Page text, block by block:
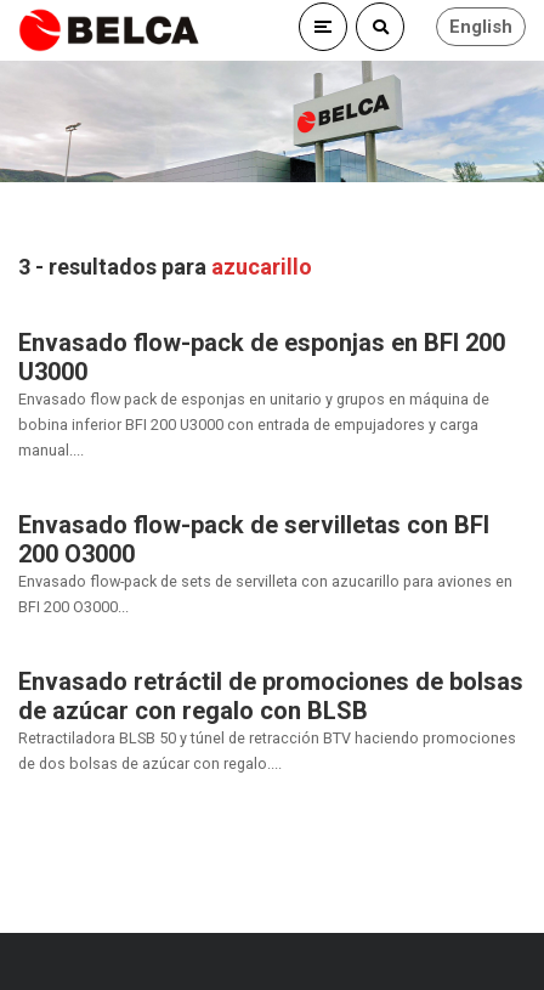
English
3 - resultados para azucarillo
Envasado flow-pack de esponjas en BFI 200
U3000
Envasado flow pack de esponjas en unitario y grupos en máquina de
bobina inferior BFI 200 U3000 con entrada de empujadores y carga
manual....
Envasado flow-pack de servilletas con BFI
200 O3000
Envasado flow-pack de sets de servilleta con azucarillo para aviones en
BFI 200 O3000...
Envasado retráctil de promociones de bolsas
de azúcar con regalo con BLSB
Retractiladora BLSB 50 y túnel de retracción BTV haciendo promociones
de dos bolsas de azúcar con regalo....